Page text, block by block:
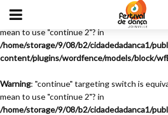
Warning
: "continue" targeting switch is
mean to use "continue 2"? in
/home/storage/9/08/b2/cidadedadanca1/
content/plugins/wordfence/models/block/
Warning: "continue" targeting switch is
mean to use "continue 2"? in
/home/storage/9/08/b2/cidadedadanca1/